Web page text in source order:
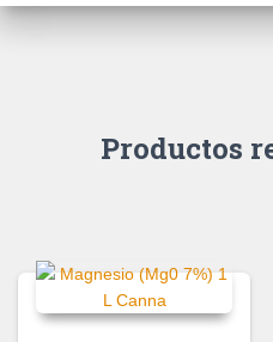
Productos